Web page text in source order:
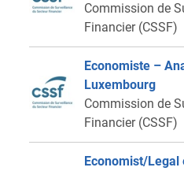
Commission de
Financier (CSSF)
Economiste –
Luxembourg
Commission de
Financier (CSSF)
Economist/